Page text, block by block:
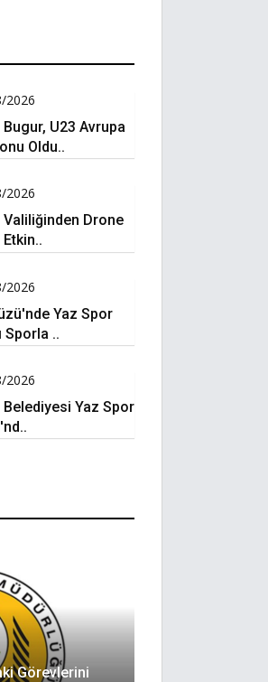
2026
U23 Avrupa
Oldu..
2026
Valiliğinden Drone
2026
Yaz Spor
Sporla ..
2026
Belediyesi Yaz Spor
Görevlerini